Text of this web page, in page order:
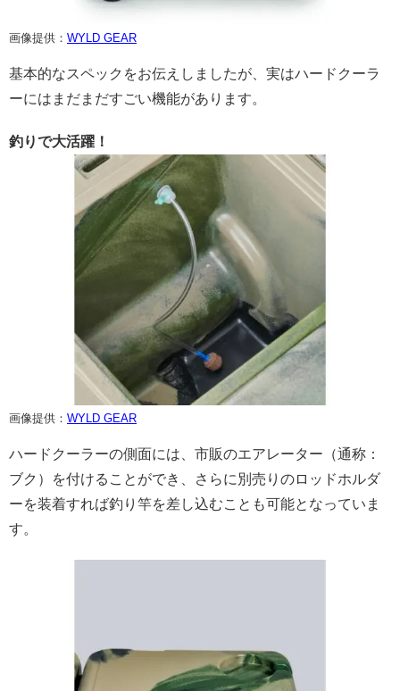
画像提供： WYLD GEAR
基本的なスペックをお伝えしましたが、実はハードクーラ
ーにはまだまだすごい機能があります。
釣りで大活躍！
画像提供： WYLD GEAR
ハードクーラーの側面には、市販のエアレーター（通称：
ブク）を付けることができ、さらに別売りのロッドホルダ
ーを装着すれば釣り竿を差し込むことも可能となっていま
す。